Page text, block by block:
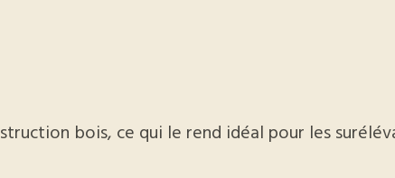
bois, ce qui le rend idéal pour les